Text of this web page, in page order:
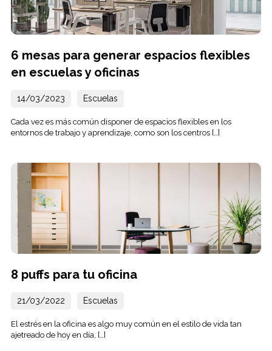
6 mesas para generar espacios flexibles
en escuelas y oficinas
14/03/2023 Escuelas
Cada vez es más común disponer de espacios flexibles en los
entornos de trabajo y aprendizaje, como son los centros […]
8 puffs para tu oficina
21/03/2022 Escuelas
El estrés en la oficina es algo muy común en el estilo de vida tan
ajetreado de hoy en día, […]